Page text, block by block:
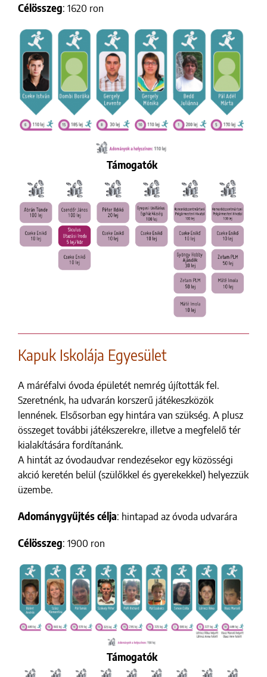
Célösszeg: 1620 ron
Támogatók
Kapuk Iskolája Egyesület
A máréfalvi óvoda épületét nemrég újították fel.
Szeretnénk, ha udvarán korszerű játékeszközök
lennének. Elsősorban egy hintára van szükség. A plusz
összeget további játékszerekre, illetve a megfelelő tér
kialakítására fordítanánk.
A hintát az óvodaudvar rendezésekor egy közösségi
akció keretén belül (szülőkkel és gyerekekkel) helyezzük
üzembe.
Adománygyűjtés célja: hintapad az óvoda udvarára
Célösszeg: 1900 ron
Támogatók